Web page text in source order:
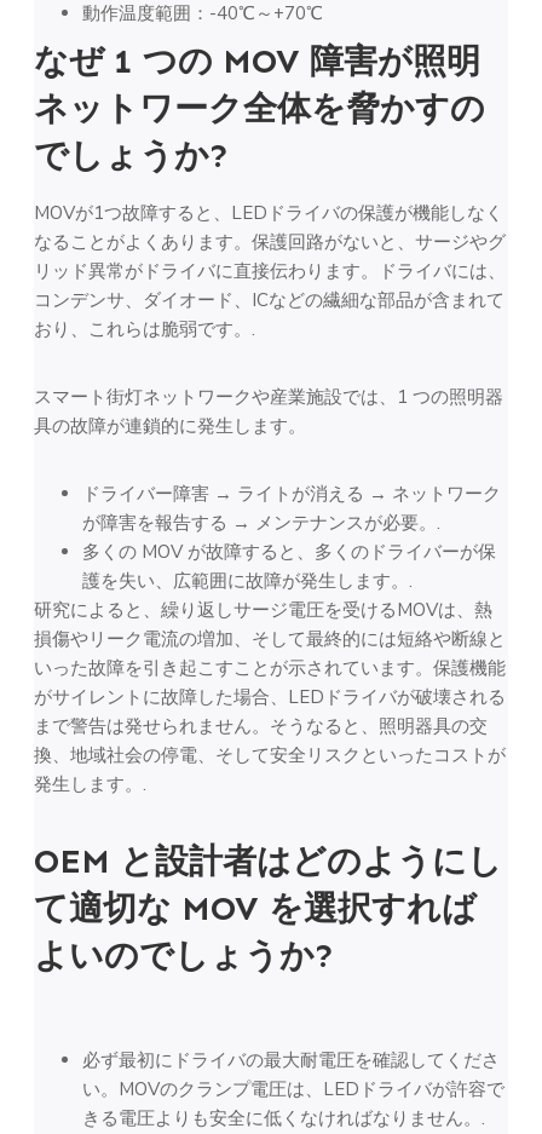
動作温度範囲：-40℃～+70℃
なぜ 1 つの MOV 障害が照明
ネットワーク全体を脅かすの
でしょうか?
MOVが1つ故障すると、LEDドライバの保護が機能しなく
なることがよくあります。保護回路がないと、サージやグ
リッド異常がドライバに直接伝わります。ドライバには、
コンデンサ、ダイオード、ICなどの繊細な部品が含まれて
おり、これらは脆弱です。.
スマート街灯ネットワークや産業施設では、1 つの照明器
具の故障が連鎖的に発生します。
ドライバー障害 → ライトが消える → ネットワーク
が障害を報告する → メンテナンスが必要。.
多くの MOV が故障すると、多くのドライバーが保
護を失い、広範囲に故障が発生します。.
研究によると、繰り返しサージ電圧を受けるMOVは、熱
損傷やリーク電流の増加、そして最終的には短絡や断線と
いった故障を引き起こすことが示されています。保護機能
がサイレントに故障した場合、LEDドライバが破壊される
まで警告は発せられません。そうなると、照明器具の交
換、地域社会の停電、そして安全リスクといったコストが
発生します。.
OEM と設計者はどのようにし
て適切な MOV を選択すれば
よいのでしょうか?
必ず最初にドライバの最大耐電圧を確認してくださ
い。MOVのクランプ電圧は、LEDドライバが許容で
きる電圧よりも安全に低くなければなりません。.